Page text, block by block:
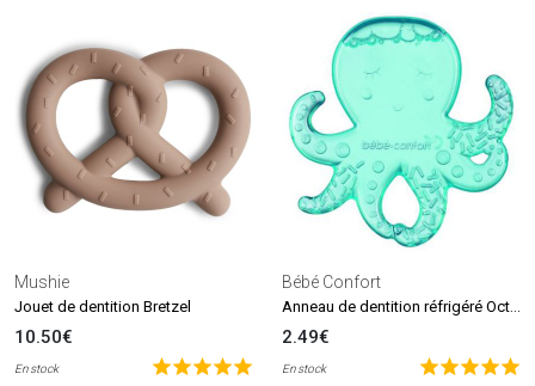
Mushie
Jouet de dentition Bretzel
10.50€
En stock
Bébé Confort
2.49€
En stock